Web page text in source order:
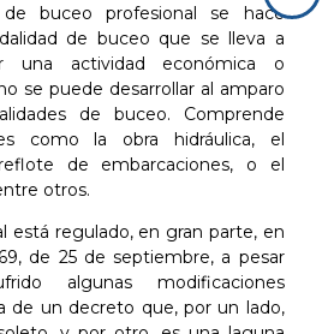
buceo profesional se hace
de buceo que se lleva a
una actividad económica o
se puede desarrollar al amparo
de buceo. Comprende
como la obra hidráulica, el
de embarcaciones, o el
otros.
está regulado, en gran parte, en
de 25 de septiembre, a pesar
algunas modificaciones
de un decreto que, por un lado,